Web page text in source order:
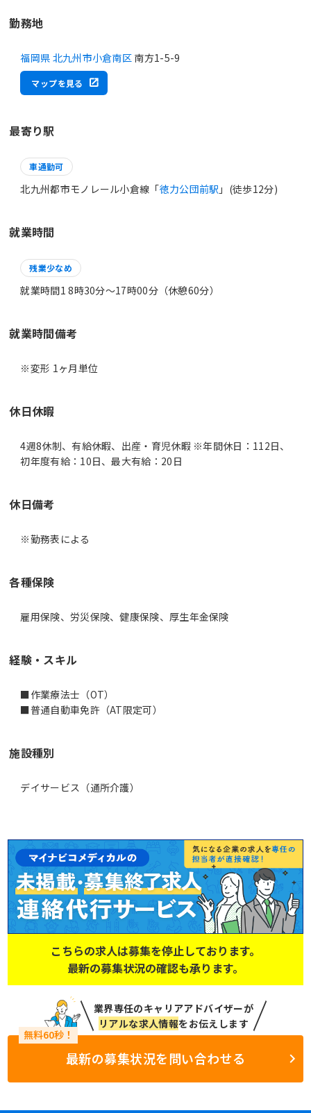
勤務地
福岡県 北九州市小倉南区 南方1-5-9
マップを見る
最寄り駅
車通勤可
北九州都市モノレール小倉線「徳力公団前駅 」(徒歩12分)
就業時間
残業少なめ
就業時間1 8時30分〜17時00分（休憩60分）
就業時間備考
休日休暇
4週8休制、有給休暇、出産・育児休暇 ※年間休日：112日、
初年度有給：10日、最大有給：20日
休日備考
※勤務表による
各種保険
雇用保険、労災保険、健康保険、厚生年金保険
経験・スキル
■作業療法士（OT）
■普通自動車免許（AT限定可）
施設種別
デイサービス（通所介護）
こちらの求人は募集を停止しております。
最新の募集状況の確認も承ります。
業界専任のキャリアアドバイザーが
リアルな求人情報をお伝えします
最新の募集状況を問い合わせる